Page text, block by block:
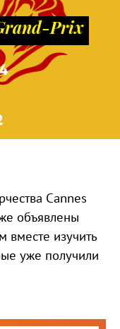
Prix
Cannes
объявлены
вместе изучить
уже получили